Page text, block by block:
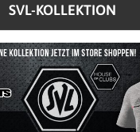
SVL-KOLLEKTION